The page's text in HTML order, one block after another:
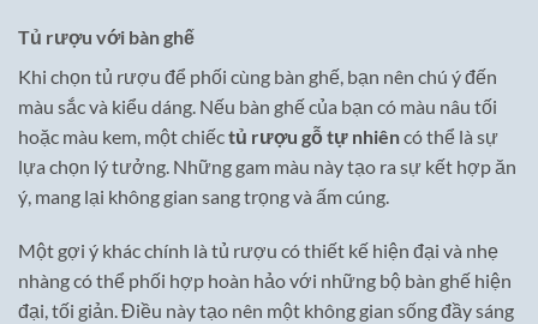
Tủ rượu với bàn ghế
Khi chọn tủ rượu để phối cùng bàn ghế, bạn nên chú ý đến
màu sắc và kiểu dáng. Nếu bàn ghế của bạn có màu nâu tối
hoặc màu kem, một chiếctủ rượu gỗ tự nhiêncó thể là sự
lựa chọn lý tưởng. Những gam màu này tạo ra sự kết hợp ăn
ý, mang lại không gian sang trọng và ấm cúng.
Một gợi ý khác chính là tủ rượu có thiết kế hiện đại và nhẹ
nhàng có thể phối hợp hoàn hảo với những bộ bàn ghế hiện
đại, tối giản. Điều này tạo nên một không gian sống đầy sáng